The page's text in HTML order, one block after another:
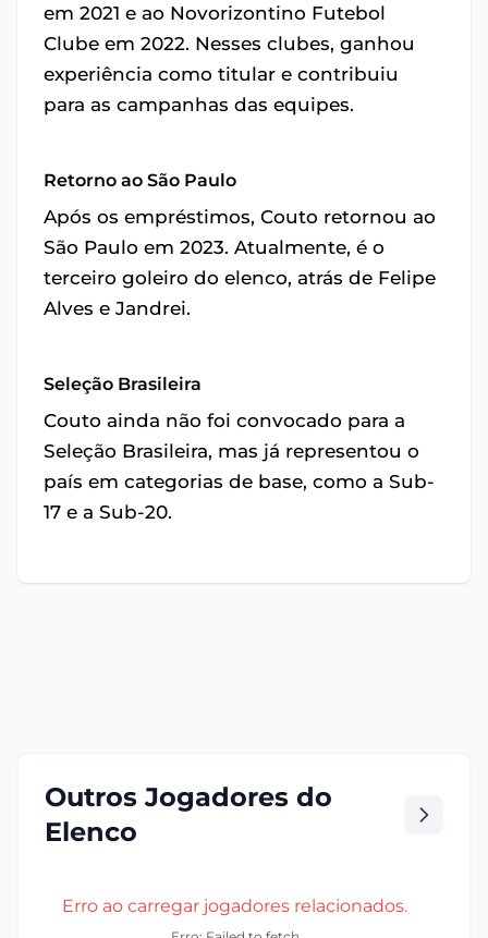
em 2021 e ao Novorizontino Futebol
Clube em 2022. Nesses clubes, ganhou
experiência como titular e contribuiu
para as campanhas das equipes.
Retorno ao São Paulo
Após os empréstimos, Couto retornou ao
São Paulo em 2023. Atualmente, é o
terceiro goleiro do elenco, atrás de Felipe
Alves e Jandrei.
Seleção Brasileira
Couto ainda não foi convocado para a
Seleção Brasileira, mas já representou o
país em categorias de base, como a Sub-
17 e a Sub-20.
Outros Jogadores do
Elenco
Erro ao carregar jogadores relacionados.